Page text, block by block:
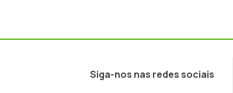
Siga-nos nas redes sociais